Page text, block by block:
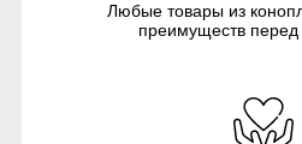
Любые товары из
преимуществ перед